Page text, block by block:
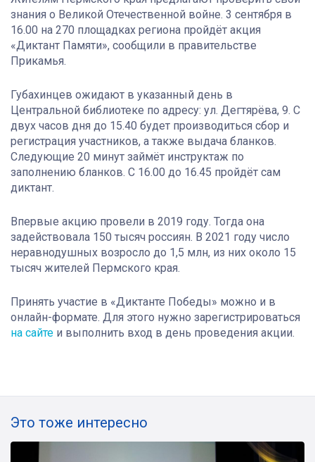
знания о Великой Отечественной войне. 3 сентября в
16.00 на 270 площадках региона пройдёт акция
«Диктант Памяти», сообщили в правительстве
Прикамья.
Губахинцев ожидают в указанный день в
Центральной библиотеке по адресу: ул. Дегтярёва, 9. С
двух часов дня до 15.40 будет производиться сбор и
регистрация участников, а также выдача бланков.
Следующие 20 минут займёт инструктаж по
заполнению бланков. С 16.00 до 16.45 пройдёт сам
диктант.
Впервые акцию провели в 2019 году. Тогда она
задействовала 150 тысяч россиян. В 2021 году число
неравнодушных возросло до 1,5 млн, из них около 15
тысяч жителей Пермского края.
Принять участие в «Диктанте Победы» можно и в
онлайн-формате. Для этого нужно зарегистрироваться
на сайте и выполнить вход в день проведения акции.
Это тоже интересно